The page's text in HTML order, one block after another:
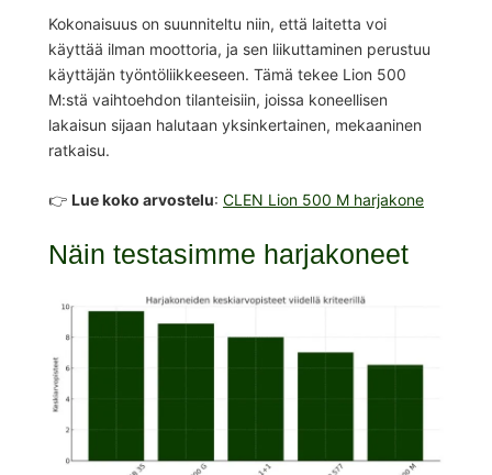
Kokonaisuus on suunniteltu niin, että laitetta voi
käyttää ilman moottoria, ja sen liikuttaminen perustuu
käyttäjän työntöliikkeeseen. Tämä tekee Lion 500
M:stä vaihtoehdon tilanteisiin, joissa koneellisen
lakaisun sijaan halutaan yksinkertainen, mekaaninen
ratkaisu.
👉 Lue koko arvostelu: CLEN Lion 500 M harjakone
Näin testasimme harjakoneet